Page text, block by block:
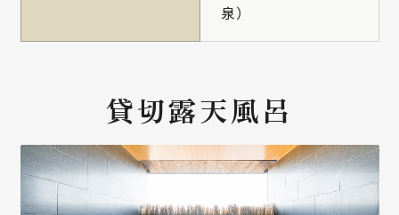
泉）
貸切露天風呂